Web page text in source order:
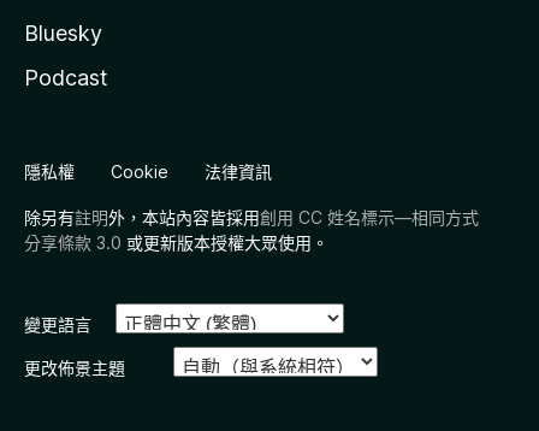
Bluesky
Podcast
隱私權 Cookie 法律資訊
除另有註明外，本站內容皆採用創用 CC 姓名標示—相同方式
分享條款 3.0 或更新版本授權大眾使用。
變更語言
更改佈景主題